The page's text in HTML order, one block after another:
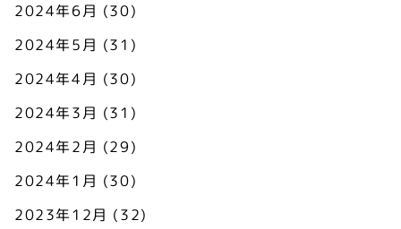
2024年6月 (30)
2024年5月 (31)
2024年4月 (30)
2024年3月 (31)
2024年2月 (29)
2024年1月 (30)
2023年12月 (32)